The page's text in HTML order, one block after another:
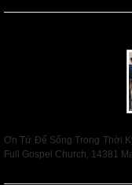
Ơn Tứ Để Sống Trong Thời
Full Gospel Church, 14381